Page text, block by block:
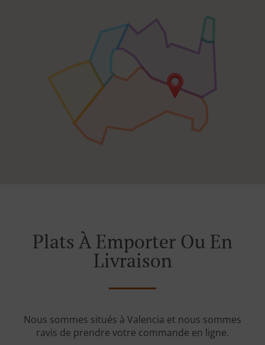
Plats À Emporter Ou En
Livraison
Nous sommes situés à Valencia et nous sommes
ravis de prendre votre commande en ligne.